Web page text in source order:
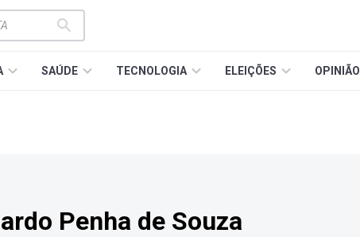
SAÚDE TECNOLOGIA ELEIÇÕES
Penha de Souza